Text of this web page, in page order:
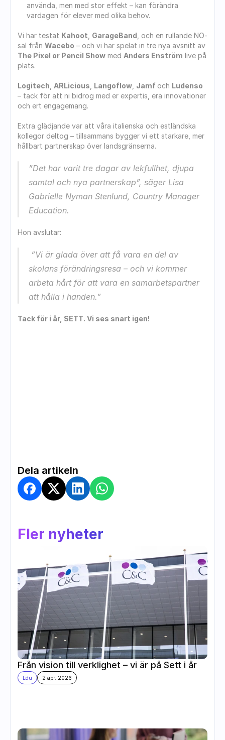
använda, men med stor effekt – kan förändra
vardagen för elever med olika behov.
Vi har testat Kahoot GarageBand , och en rullande NO-
sal från Wacebo
The Pixel or Pencil Show med Anders Enström live på
plats.
Logitech ARLicious Langoflow Jamf och Ludenso
– tack för att ni bidrog med er expertis, era innovationer
och ert engagemang.
Extra glädjande var att våra italienska och estländska
kollegor deltog – tillsammans bygger vi ett starkare, mer
hållbart partnerskap över landsgränserna.
”Det har varit tre dagar av lekfullhet, djupa
samtal och nya partnerskap”, säger Lisa
Gabrielle Nyman Stenlund, Country Manager
Education.
Hon avslutar:
skolans förändringsresa – och vi kommer
arbeta hårt för att vara en samarbetspartner
att hålla i handen.”
Tack för i år, SETT. Vi ses snart igen!
Dela artikeln
Fler nyheter
Från vision till verklighet – vi är på Sett i år
Edu 2 apr. 2026